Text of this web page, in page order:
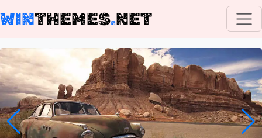
WINTHEMES.NET